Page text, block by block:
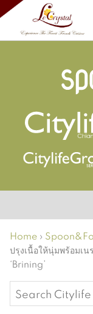
Home ›
ปรุงเนื้อให้นุ่มพร้อมเ
‘Brining’
Search
for: